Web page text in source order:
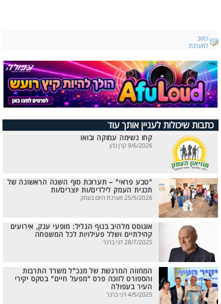
כתוב
למערכת
כתבות שיכולות לעניין אותך עוד
קחו נשימה עמוקה ובואו
9/6/2026 קרן כהן
"טבע פראי" – תערוכת סוף השנה הראשונה של
תכנית העמק לילדים/ות יוצרים/ות
25/5/2026 מערכת היום בעמק
אוגוסט מלהיב בנוף הגליל: מופעי ענק, אירועים
קהילתיים ושלל פעילויות לכל המשפחה
28/7/2025 דני ברנר
המחווה המרגשת של מנכ"ל משרד התרבות
והספורט לזוכה פרס "מפעל חיים" בטקס יקירי
העיר בעפולה
4/5/2025 דני ברנר